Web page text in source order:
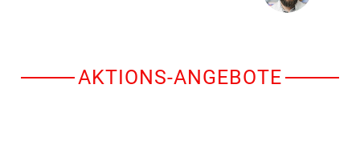
AKTIONS-ANGEBOTE